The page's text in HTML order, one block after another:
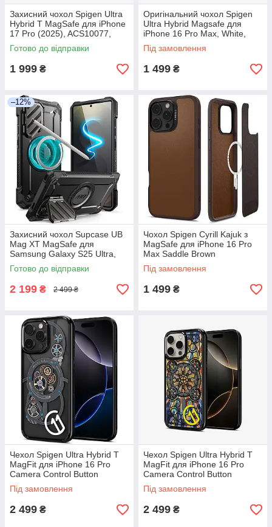
Захисний чохол Spigen Ultra
Hybrid T MagSafe для iPhone
17 Pro (2025), ACS10077​​​​​​​,
Clear White
Готово до відправки
1 999 ₴
Оригінальний чохол Spigen
Ultra Hybrid Magsafe для
iPhone 16 Pro Max, White,
ACS07998
Під замовлення
1 499 ₴
–12%
Захисний чохол Supcase UB
Mag XT MagSafe для
Samsung Galaxy S25 Ultra,
Black
Готово до відправки
2 199 ₴ 2 499 ₴
Чохол Spigen Cyrill Kajuk з
MagSafe для iPhone 16 Pro
Max Saddle Brown
(ACS08397)
Під замовлення
1 499 ₴
Чехол Spigen Ultra Hybrid T
MagFit для iPhone 16 Pro
Camera Control Button
Coverage MagSafe - c11
Chronos, ACS
Під замовлення
2 499 ₴
Чехол Spigen Ultra Hybrid T
MagFit для iPhone 16 Pro
Camera Control Button
Coverage MagSafe - c11
Magnolia
Під замовлення
2 499 ₴